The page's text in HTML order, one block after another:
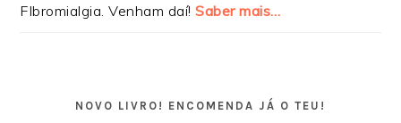
FIbromialgia. Venham daí!Saber mais…
NOVO LIVRO! ENCOMENDA JÁ O TEU!